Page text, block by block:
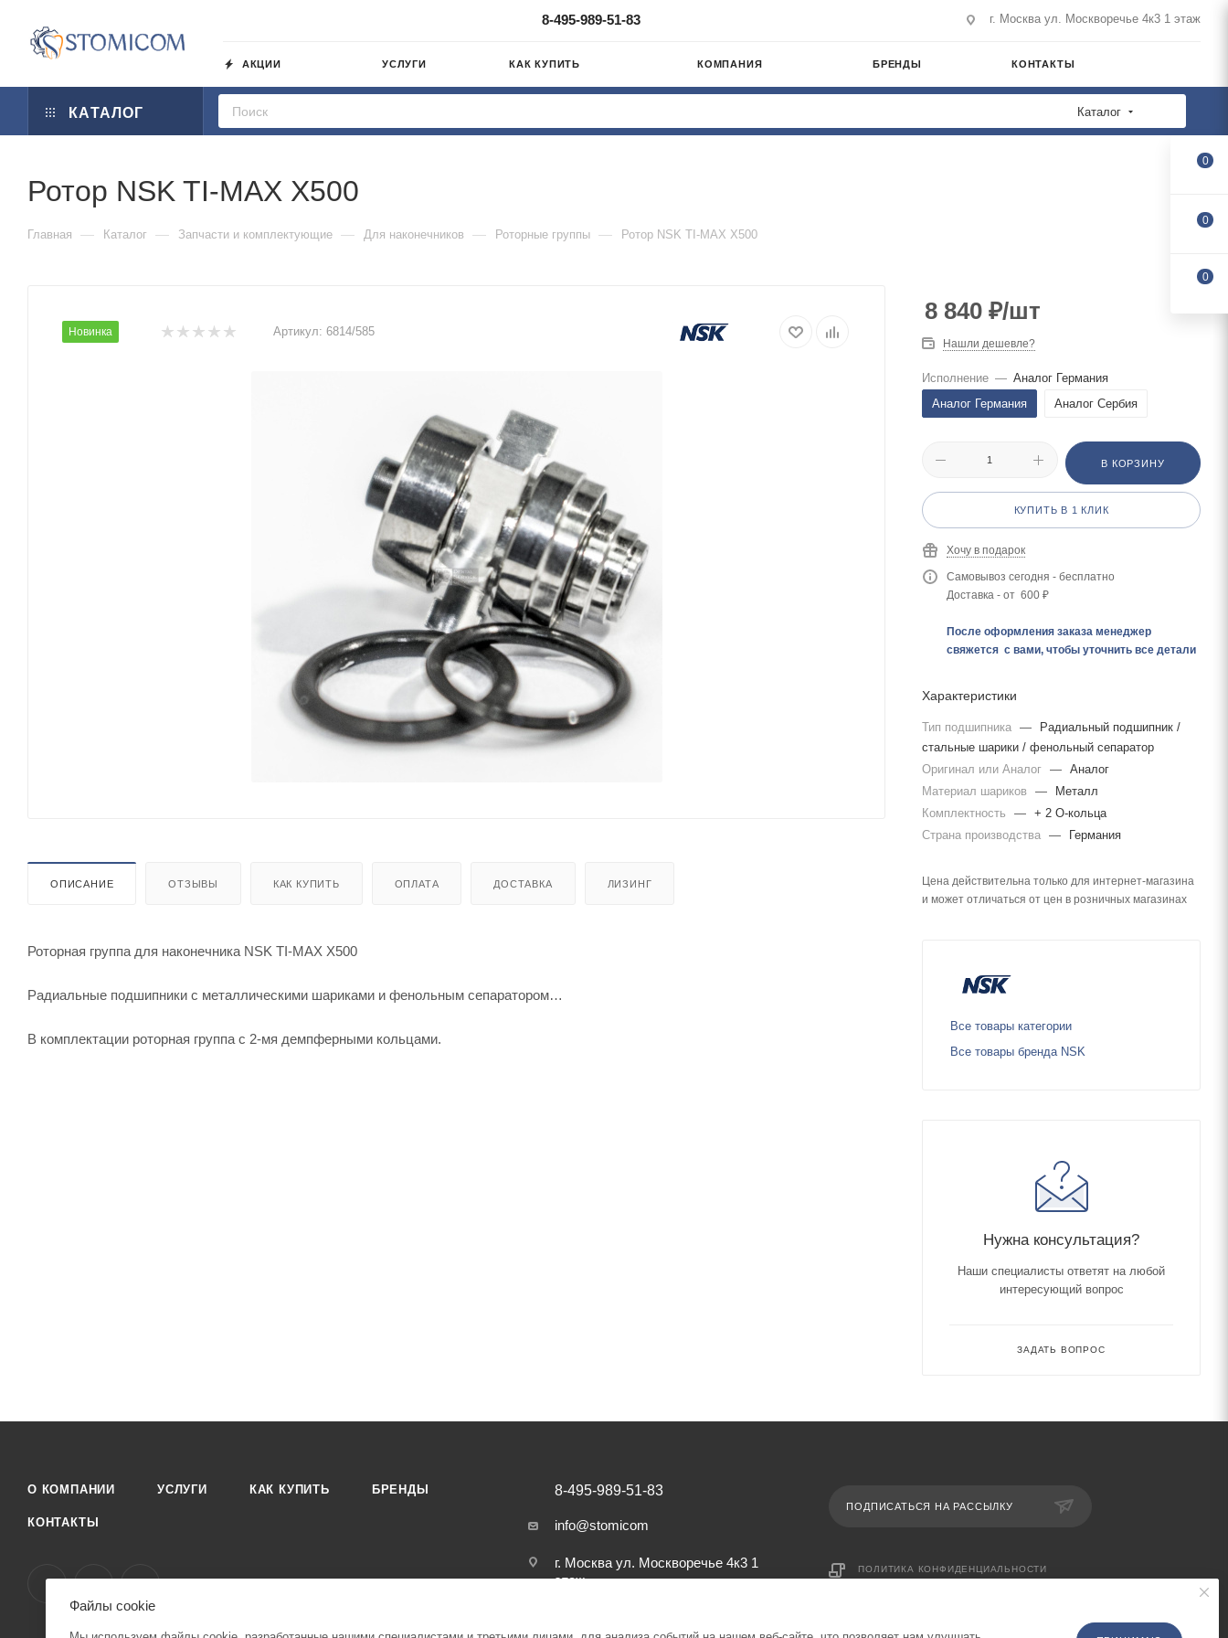
8-495-989-51-83 г. Москва ул. Москворечье 4к3 1 этаж
АКЦИИ УСЛУГИ КАК КУПИТЬ КОМПАНИЯ БРЕНДЫ КОНТАКТЫ
КАТАЛОГ Каталог
Ротор NSK TI-MAX X500
Главная — Каталог — Запчасти и комплектующие — Для наконечников — Роторные группы — Ротор NSK TI-MAX X500
Новинка Артикул: 6814/585
ОПИСАНИЕ ОТЗЫВЫ КАК КУПИТЬ ОПЛАТА ДОСТАВКА ЛИЗИНГ
Роторная группа для наконечника NSK TI-MAX X500
Радиальные подшипники с металлическими шариками и фенольным сепаратором
В комплектации роторная группа с 2-мя демпферными кольцами.
8 840 ₽/шт
Нашли дешевле?
Исполнение — Аналог Германия
Аналог Германия
Аналог Сербия
В КОРЗИНУ
КУПИТЬ В 1 КЛИК
Хочу в подарок
Самовывоз сегодня - бесплатно
Доставка - от 600 ₽
После оформления заказа менеджер
свяжется с вами, чтобы уточнить все детали
Характеристики
Тип подшипника —
Радиальный подшипник /
стальные шарики / фенольный сепаратор
Оригинал или Аналог — Аналог
Материал шариков
—
Металл
Комплектность
— + 2 О-кольца
Страна производства — Германия
Цена действительна только для интернет-магазина
и может отличаться от цен в розничных магазинах
Все товары категории
Все товары бренда NSK
Нужна консультация?
Наши специалисты ответят на любой
интересующий вопрос
ЗАДАТЬ ВОПРОС
О КОМПАНИИ УСЛУГИ КАК КУПИТЬ БРЕНДЫ
КОНТАКТЫ
8-495-989-51-83
info@stomicom
г. Москва ул. Москворечье 4к3 1
этаж
ПОДПИСАТЬСЯ НА РАССЫЛКУ
ПОЛИТИКА КОНФИДЕНЦИАЛЬНОСТИ
0
0
0
Файлы cookie